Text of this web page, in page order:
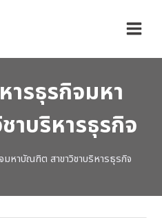
รธุรกิจมหา
าบริหารธุรกิจ
หาบัณฑิต สาขาวิชาบริหารธุรกิจ